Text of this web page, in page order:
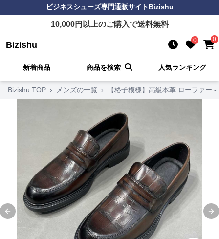
ビジネスシューズ専門通販サイトBizishu
10,000円以上のご購入で送料無料
Bizishu 0 0
新着商品 商品を検索 人気ランキング
Bizishu TOP › メンズの一覧 › 【格子模様】高級本革 ローファー
Previous slide